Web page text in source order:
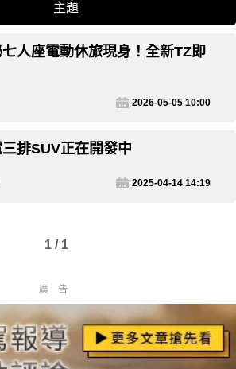
主題
人座電動休旅現身！全新TZ即
2026-05-05 10:00
排SUV正在開發中
2025-04-14 14:19
1 / 1
廣告